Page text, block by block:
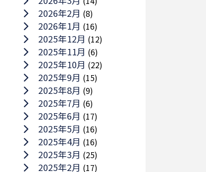
2026年2月 (8)
2026年1月 (16)
2025年12月 (12)
2025年11月 (6)
2025年10月 (22)
2025年9月 (15)
2025年8月 (9)
2025年7月 (6)
2025年6月 (17)
2025年5月 (16)
2025年4月 (16)
2025年3月 (25)
2025年2月 (17)